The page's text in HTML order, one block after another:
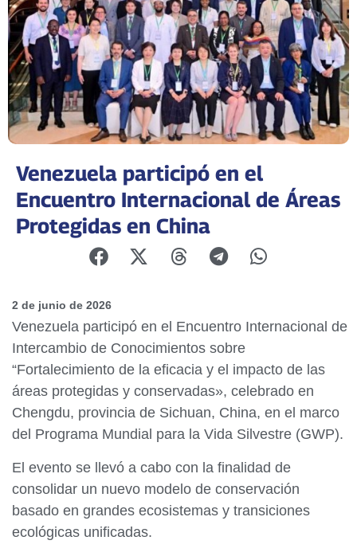
Venezuela participó en el
Encuentro Internacional de Áreas
Protegidas en China
2 de junio de 2026
Venezuela participó en el Encuentro Internacional de
Intercambio de Conocimientos sobre
“Fortalecimiento de la eficacia y el impacto de las
áreas protegidas y conservadas», celebrado en
Chengdu, provincia de Sichuan, China, en el marco
del Programa Mundial para la Vida Silvestre (GWP).
El evento se llevó a cabo con la finalidad de
consolidar un nuevo modelo de conservación
basado en grandes ecosistemas y transiciones
ecológicas unificadas.